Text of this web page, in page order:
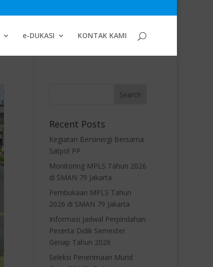
e-DUKASI KONTAK KAMI
Recent Posts
Kegiatan Bersinergi Bersama
Satpol PP
Monitoring MPLS Tahun 2026
di SMAN 79 Jakarta
Pembukaan MPLS Tahun
2026 di SMAN 79 Jakarta
Informasi Jadwal Perpindahan
Peserta Didik Semester
Genap Tahun 2026
Seleksi Penerimaan Murid